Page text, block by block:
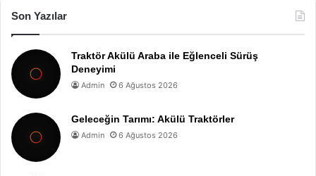
Son Yazılar
Traktör Akülü Araba ile Eğlenceli Sürüş
Deneyimi
Admin 6 Ağustos 2026
Geleceğin Tarımı: Akülü Traktörler
Admin 6 Ağustos 2026